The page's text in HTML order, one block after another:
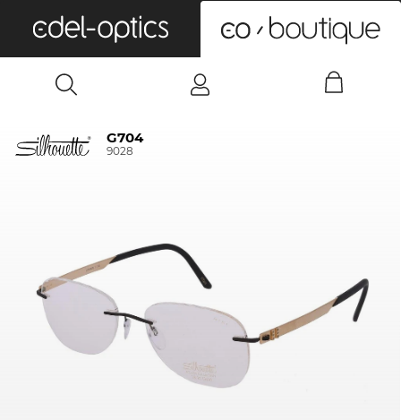
G704
9028